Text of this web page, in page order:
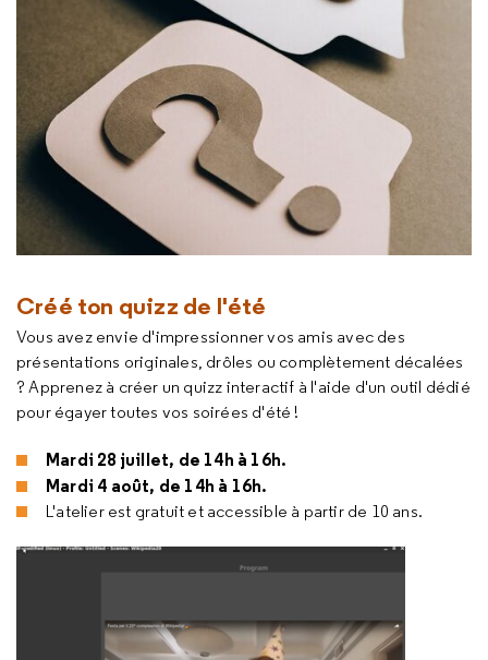
Créé ton quizz de l'été
Vous avez envie d'impressionner vos amis avec des
présentations originales, drôles ou complètement décalées
? Apprenez à créer un quizz interactif à l'aide d'un outil dédié
pour égayer toutes vos soirées d'été !
Mardi 28 juillet, de 14h à 16h.
Mardi 4 août, de 14h à 16h.
L'atelier est gratuit et accessible à partir de 10 ans.